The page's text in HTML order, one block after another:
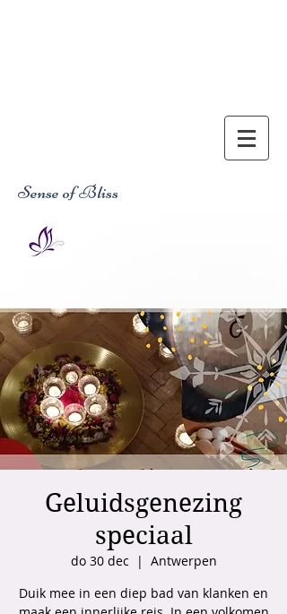
Sense of Bliss
Geluidsgenezing
speciaal
do 30 dec
  |
Antwerpen
Duik mee in een diep bad van klanken en